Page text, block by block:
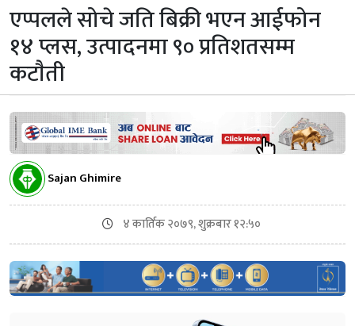
एप्पलले सोचे जति बिक्री भएन आईफोन
१४ प्लस, उत्पादनमा ९० प्रतिशतसम्म
कटाैती
Sajan Ghimire
४ कार्तिक २०७९, शुक्रबार १२:५०